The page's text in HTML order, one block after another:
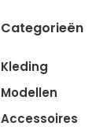
Categorieën
Kleding
Modellen
Accessoires